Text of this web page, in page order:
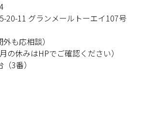
20-11 グランメールトーエイ107号
も応相談）
の休みはHPでご確認ください）
3番）